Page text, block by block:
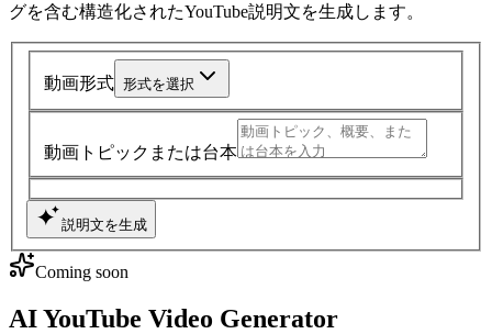
グを含む構造化されたYouTube説明文を生成します。
動画形式 形式を選択
動画トピックまたは台本
説明文を生成
Coming soon
AI YouTube Video Generator